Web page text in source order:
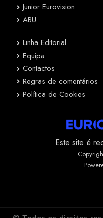
Junior Eurovision
ABU
Linha Editorial
Equipa
Contactos
Regras de comentários
Política de Cookies
Este site é